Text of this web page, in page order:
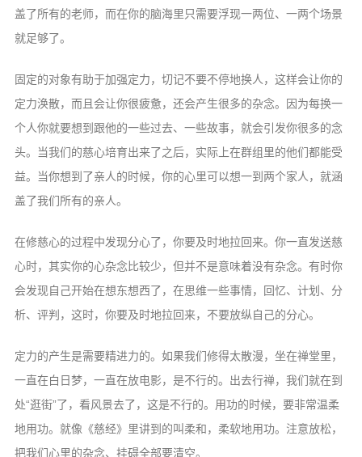
盖了所有的老师，而在你的脑海里只需要浮现一两位、一两个场景
就足够了。
固定的对象有助于加强定力，切记不要不停地换人，这样会让你的
定力涣散，而且会让你很疲惫，还会产生很多的杂念。因为每换一
个人你就要想到跟他的一些过去、一些故事，就会引发你很多的念
头。当我们的慈心培育出来了之后，实际上在群组里的他们都能受
益。当你想到了亲人的时候，你的心里可以想一到两个家人，就涵
盖了我们所有的亲人。
在修慈心的过程中发现分心了，你要及时地拉回来。你一直发送慈
心时，其实你的心杂念比较少，但并不是意味着没有杂念。有时你
会发现自己开始在想东想西了，在思维一些事情，回忆、计划、分
析、评判，这时，你要及时地拉回来，不要放纵自己的分心。
定力的产生是需要精进力的。如果我们修得太散漫，坐在禅堂里，
一直在白日梦，一直在放电影，是不行的。出去行禅，我们就在到
处“逛街”了，看风景去了，这是不行的。用功的时候，要非常温柔
地用功。就像《慈经》里讲到的叫柔和，柔软地用功。注意放松，
把我们心里的杂念、挂碍全部要清空。